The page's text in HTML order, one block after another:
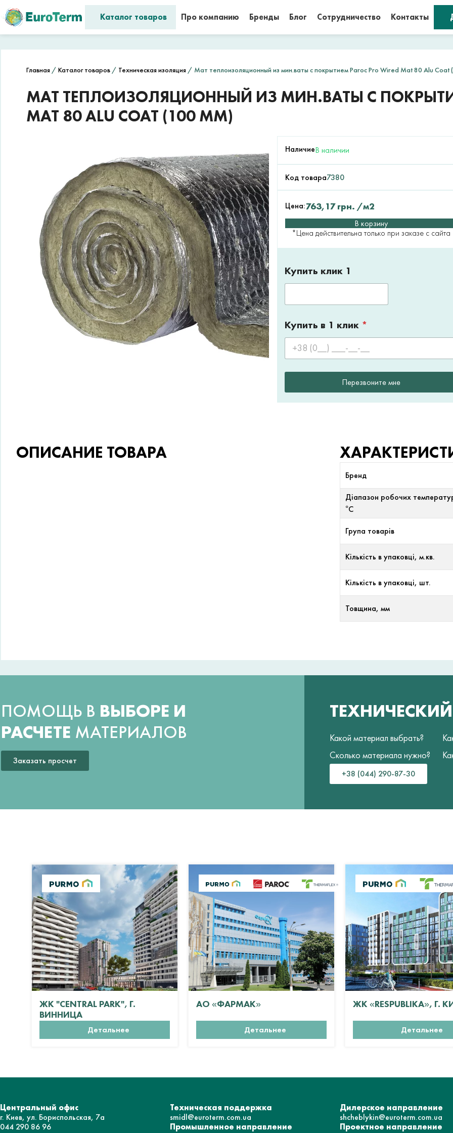
Каталог товаров Про компанию Бренды Блог Сотрудничество Контакты
Главная / Каталог товаров / Техническая изоляция / Мат теплоизоляционный из мин.ваты с покрытием Paroc Pro Wired Mat 80 Alu Coat
МАТ ТЕПЛОИЗОЛЯЦИОННЫЙ ИЗ МИН.ВАТЫ С ПОКРЫТИЕМ
MAT 80 ALU COAT (100 ММ)
НаличиеВ наличии
Код товара7380
Цена:763,17грн. /м2
В корзину
*Цена действительна только при заказе с сайта
Купить клик 1
Купить в 1 клик *
Перезвоните мне
ОПИСАНИЕ ТОВАРА
Бренд
Діапазон робочих
°С
Група товарів
Кількість в упаковці, м.кв.
Кількість в упаковці, шт.
Товщина, мм
ПОМОЩЬ В ВЫБОРЕ И
РАСЧЕТЕ МАТЕРИАЛОВ
Заказать просчет
Какой материал выбрать?
Сколько материала нужно?
+38 (044) 290-87-30
ЖК "CENTRAL PARK", Г.
ВИННИЦА
Детальнее
АО «ФАРМАК»
Детальнее
ЖК «RESPUBLIKA», Г.
Детальнее
Центральный офис
г. Киев, ул. Бориспольская, 7а
044 290 86 96
Техническая поддержка
smidl@euroterm.com.ua
Промышленное направление
Дилерское направление
shcheblykin@euroterm.com.ua
Проектное направление